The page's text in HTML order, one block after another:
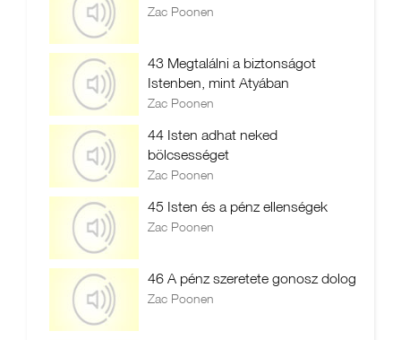
Zac Poonen
43 Megtalálni a biztonságot
Istenben, mint Atyában
Zac Poonen
44 Isten adhat neked
bölcsességet
Zac Poonen
45 Isten és a pénz ellenségek
Zac Poonen
46 A pénz szeretete gonosz dolog
Zac Poonen